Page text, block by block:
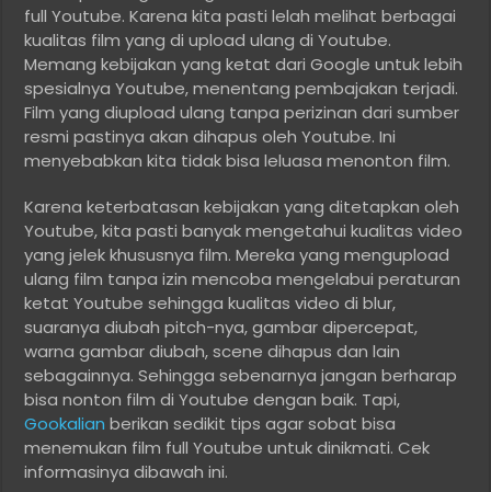
full Youtube. Karena kita pasti lelah melihat berbagai
kualitas film yang di upload ulang di Youtube.
Memang kebijakan yang ketat dari Google untuk lebih
spesialnya Youtube, menentang pembajakan terjadi.
Film yang diupload ulang tanpa perizinan dari sumber
resmi pastinya akan dihapus oleh Youtube. Ini
menyebabkan kita tidak bisa leluasa menonton film.
Karena keterbatasan kebijakan yang ditetapkan oleh
Youtube, kita pasti banyak mengetahui kualitas video
yang jelek khususnya film. Mereka yang mengupload
ulang film tanpa izin mencoba mengelabui peraturan
ketat Youtube sehingga kualitas video di blur,
suaranya diubah pitch-nya, gambar dipercepat,
warna gambar diubah, scene dihapus dan lain
sebagainnya. Sehingga sebenarnya jangan berharap
bisa nonton film di Youtube dengan baik. Tapi,
Gookalian berikan sedikit tips agar sobat bisa
menemukan film full Youtube untuk dinikmati. Cek
informasinya dibawah ini.